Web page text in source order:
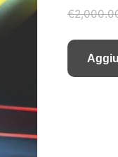
€